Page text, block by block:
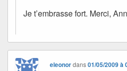
Je t’embrasse fort. Merci,
eleonordans01/05/2009 à